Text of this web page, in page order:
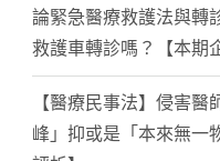
論緊急醫療救護法與轉
救護車轉診嗎？【本期
【醫療民事法】侵害
峰」抑或是「本來無一